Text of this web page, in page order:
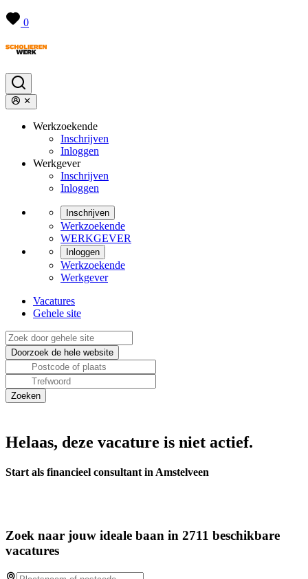
0
Werkzoekende
Inschrijven
Inloggen
Werkgever
Inschrijven
Inloggen
Inschrijven
Werkzoekende
WERKGEVER
Inloggen
Werkzoekende
Werkgever
Vacatures
Gehele site
Helaas, deze vacature is niet actief.
Start als financieel consultant in Amstelveen
Zoek naar jouw ideale baan in 2711 beschikbare
vacatures